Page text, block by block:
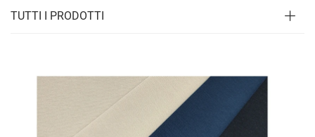
TUTTI I PRODOTTI